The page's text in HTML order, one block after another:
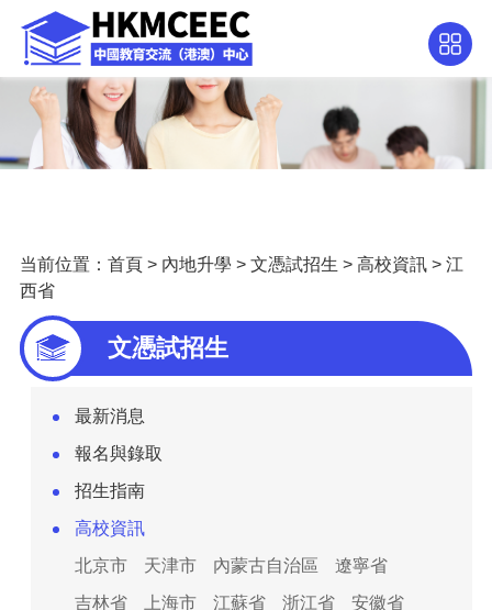
当前位置： 首頁> 內地升學 > 文憑試招生 > 高校資訊> 江
西省
文憑試招生
最新消息
報名與錄取
招生指南
高校資訊
北京市
天津市 內蒙古自治區
遼寧省
吉林省
上海市 江蘇省 浙江省
安徽省